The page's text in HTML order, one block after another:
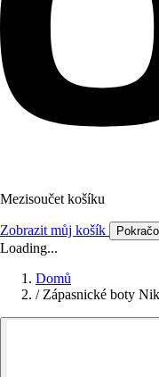
Mezisoučet košíku
Zobrazit můj košík
Loading...
Domů
/ Zápasnické boty